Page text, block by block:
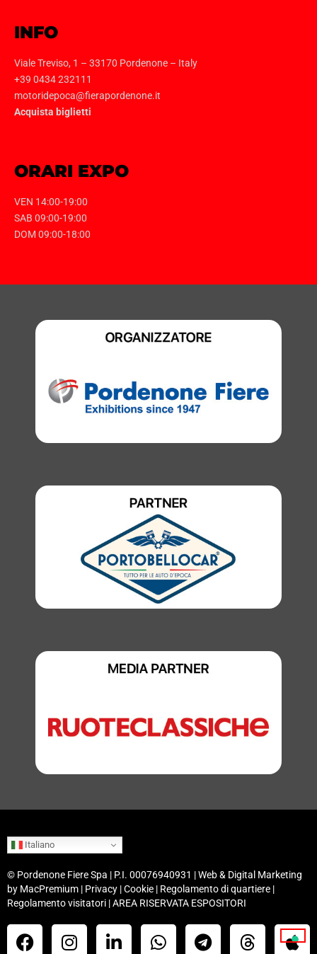
INFO
Viale Treviso, 1 – 33170 Pordenone – Italy
+39 0434 232111
motoridepoca@fierapordenone.it
Acquista biglietti
ORARI EXPO
VEN 14:00-19:00
SAB 09:00-19:00
DOM 09:00-18:00
Italiano
© Pordenone Fiere Spa | P.I. 00076940931 | Web & Digital Marketing
by MacPremium | Privacy |Cookie | Regolamento di quartiere |
Regolamento visitatori |AREA RISERVATA ESPOSITORI